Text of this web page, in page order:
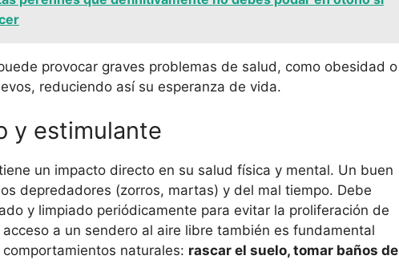
provocar graves problemas de salud, como obesidad o
reduciendo así su esperanza de vida.
y estimulante
un impacto directo en su salud física y mental. Un buen
depredadores (zorros, martas) y del mal tiempo. Debe
y limpiado periódicamente para evitar la proliferación de
a un sendero al aire libre también es fundamental
naturales: rascar el suelo, tomar baños de